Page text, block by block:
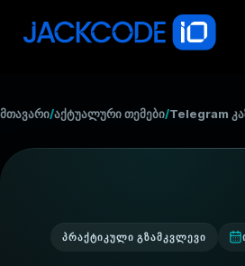
მთავარი/აქტუალური თემები/Telegram
ᲞᲠᲐᲥᲢᲘᲙᲣᲚᲘ ᲒᲖᲐᲛᲙᲕᲚᲔᲕᲘ